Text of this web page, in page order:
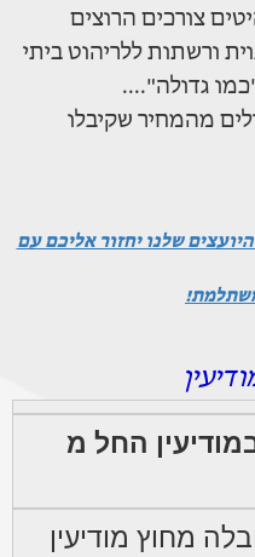
צורכים הרוצים
גדולה"....
מהמחיר שקיבלו
שלנו יחזור אליכם עם
החל מ
להובלה מחוץ מודיעין